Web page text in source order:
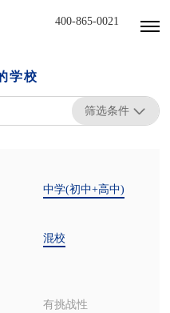
400-865-0021
学校
筛选条件
中学(初中+高中)
混校
有挑战性